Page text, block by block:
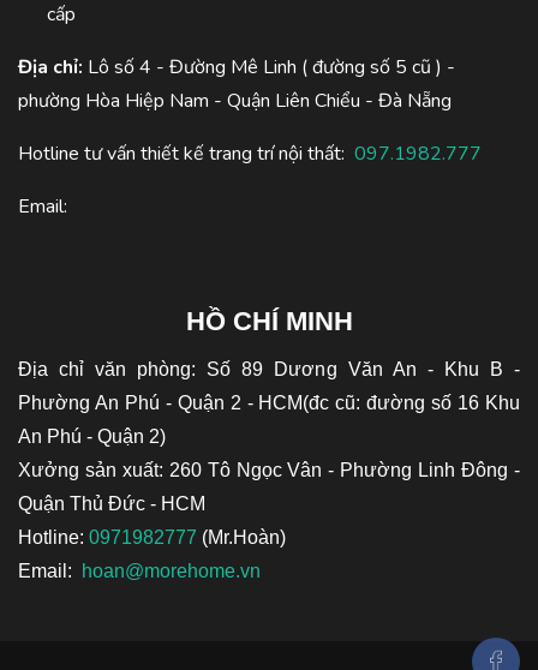
cấp
Địa chỉ: Lô số 4 - Đường Mê Linh ( đường số 5 cũ ) -
phường Hòa Hiệp Nam - Quận Liên Chiểu - Đà Nẵng
Hotline tư vấn thiết kế trang trí nội thất: 097.1982.777
Email:
HỒ CHÍ MINH
Địa chỉ văn phòng: Số 89 Dương Văn An - Khu B -
Phường An Phú - Quận 2 - HCM(đc cũ: đường số 16 Khu
An Phú - Quận 2)
Xưởng sản xuất: 260 Tô Ngọc Vân - Phường Linh Đông -
Quận Thủ Đức - HCM
Hotline: 0971982777 (Mr.Hoàn)
Email:
hoan@morehome.vn